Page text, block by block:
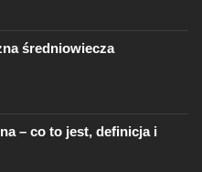
średniowiecza
– co to jest, definicja i